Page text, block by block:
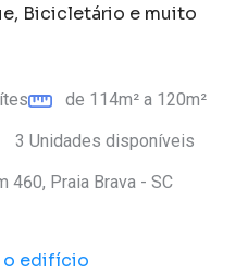
Bicicletário e muito
de 114m² a 120m²
3 Unidades disponíveis
460, Praia Brava - SC
o edifício